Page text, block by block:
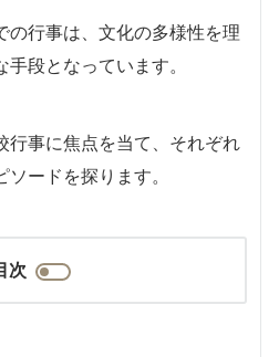
の行事は、文化の多様性を理
段となっています。
行事に焦点を当て、それぞれ
ードを探ります。
次